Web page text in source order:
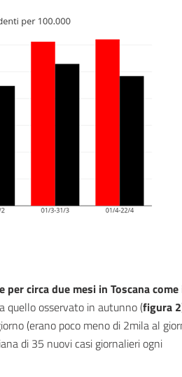
circa due mesi in Toscana come
quello osservato in autunno (figura 2
(erano poco meno di 2mila al
di 35 nuovi casi giornalieri ogni